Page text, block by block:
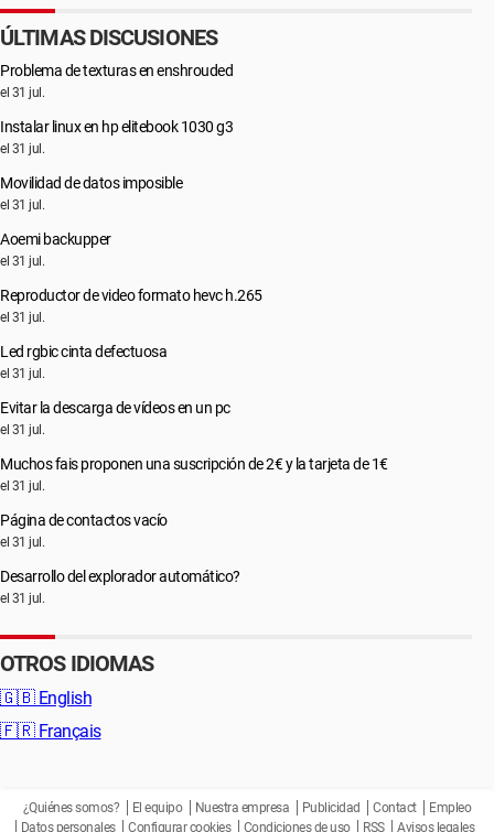
ÚLTIMAS DISCUSIONES
Problema de texturas en enshrouded
el 31 jul.
Instalar linux en hp elitebook 1030 g3
el 31 jul.
Movilidad de datos imposible
el 31 jul.
Aoemi backupper
el 31 jul.
Reproductor de video formato hevc h.265
el 31 jul.
Led rgbic cinta defectuosa
el 31 jul.
Evitar la descarga de vídeos en un pc
el 31 jul.
Muchos fais proponen una suscripción de 2€ y la tarjeta de 1€
el 31 jul.
Página de contactos vacío
el 31 jul.
Desarrollo del explorador automático?
el 31 jul.
OTROS IDIOMAS
🇬🇧 English
🇫🇷 Français
¿Quiénes somos? El equipo Nuestra empresa Publicidad Contact
Empleo
Datos personales
Configurar cookies Condiciones de uso RSS Avisos legales